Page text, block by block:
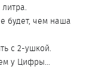
будет, чем наша
с 2-ушкой.
у Цифры...